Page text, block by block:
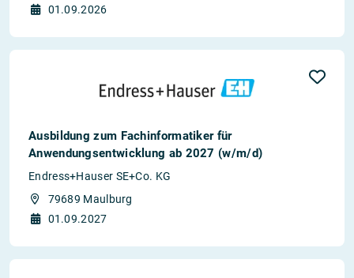
01.09.2026
Ausbildung zum Fachinformatiker für
Anwendungsentwicklung ab 2027 (w/m/d)
Endress+Hauser SE+Co. KG
79689 Maulburg
01.09.2027